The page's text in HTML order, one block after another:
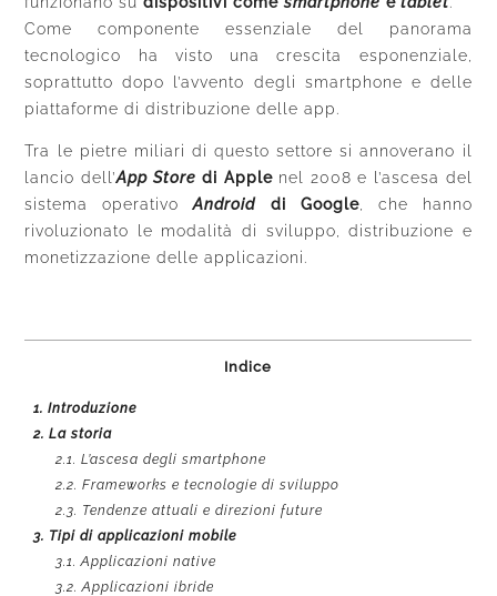
Come componente essenziale del panorama
tecnologico ha visto una crescita esponenziale,
soprattutto dopo l’avvento degli smartphone e delle
piattaforme di distribuzione delle app.
Tra le pietre miliari di questo settore si annoverano il
lancio dell’App Store di Applenel 2008 e l’ascesa del
sistema operativoAndroiddi Google, che hanno
rivoluzionato le modalità di sviluppo, distribuzione e
monetizzazione delle applicazioni.
Indice
1. Introduzione
2. La storia
2.1. L’ascesa degli smartphone
2.2. Frameworks e tecnologie di sviluppo
2.3. Tendenze attuali e direzioni future
3. Tipi di applicazioni mobile
3.1. Applicazioni native
3.2. Applicazioni ibride